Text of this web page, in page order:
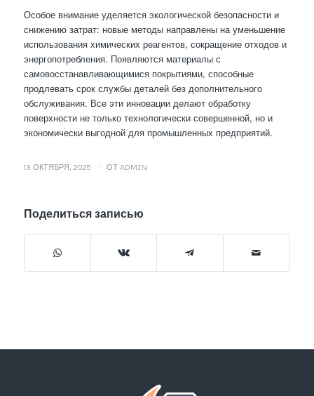
Особое внимание уделяется экологической безопасности и
снижению затрат: новые методы направлены на уменьшение
использования химических реагентов, сокращение отходов и
энергопотребления. Появляются материалы с
самовосстанавливающимися покрытиями, способные
продлевать срок службы деталей без дополнительного
обслуживания. Все эти инновации делают обработку
поверхности не только технологически совершенной, но и
экономически выгодной для промышленных предприятий.
13 ОКТЯБРЯ, 2025 ОТ ADMIN
Поделиться записью